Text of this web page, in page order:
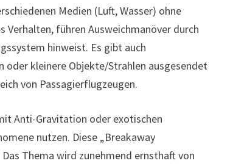
Medien (Luft, Wasser) ohne
führen Ausweichmanöver durch
hinweist. Es gibt auch
oder kleinere Objekte/Strahlen ausgesendet
von Passagierflugzeugen.
Anti-Gravitation oder exotischen
nutzen. Diese „Breakaway
Thema wird zunehmend ernsthaft von